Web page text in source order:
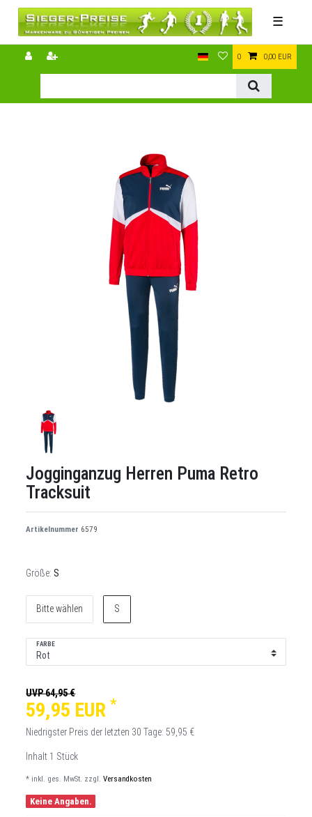
☰
0 0,00 EUR
Jogginganzug Herren Puma Retro
Tracksuit
Artikelnummer 6579
Größe: S
Bitte wählen S
FARBE
UVP 64,95 €
59,95 EUR *
Niedrigster Preis der letzten 30 Tage: 59,95 €
Inhalt 1 Stück
* inkl. ges. MwSt. zzgl. Versandkosten
Keine Angaben.